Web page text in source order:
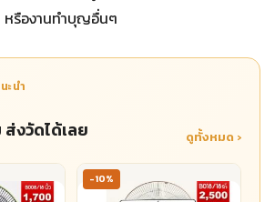
รืองานทำบุญอื่นๆ
ะนำ
งวัดได้เลย ดูทั้งหมด ›
-10%